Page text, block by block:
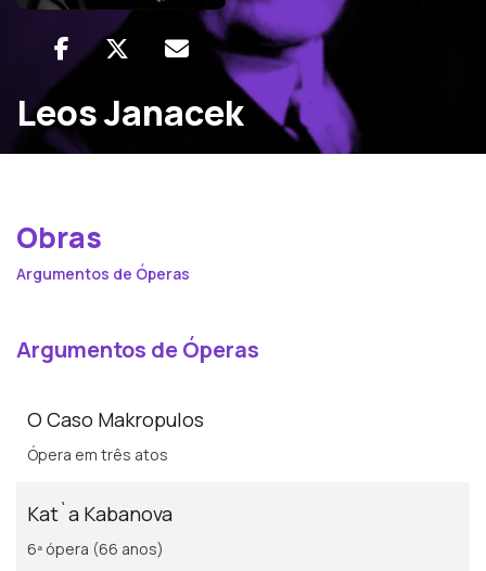
Leos Janacek
Obras
Argumentos de Óperas
Argumentos de Óperas
O Caso Makropulos
Ópera em três atos
Kat`a Kabanova
6ª ópera (66 anos)